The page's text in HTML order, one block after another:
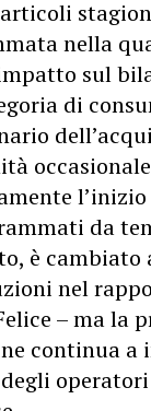
nella
sul
di
da
è cambiato
nel
– ma la
continua a